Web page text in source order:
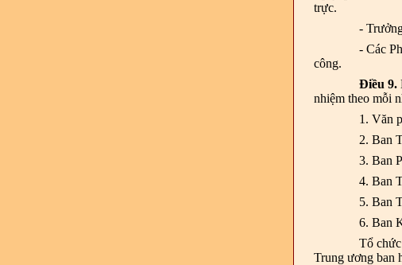
trực.
-
- Các
công.
Điều 9.
nhiệm theo mỗi
1. Văn
2. Ban
3. Ban
4. Ban
5. Ban
6. Ban
Tổ
Trung ương ban